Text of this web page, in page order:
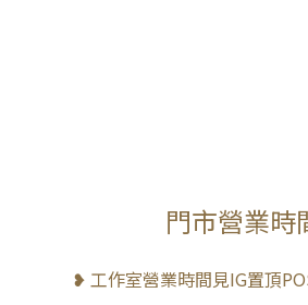
門市營業時
❥ 工作室營業時間見IG置頂